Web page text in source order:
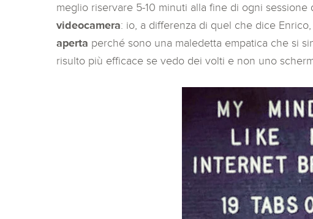
meglio riservare 5-10 minuti alla fine di ogni
videocamera: io, a differenza di quel che dice Enrico,
aperta perché sono una maledetta empatica che si
risulto più efficace se vedo dei volti e non uno